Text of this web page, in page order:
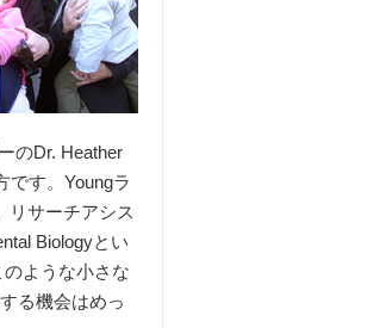
のDr. Heather
です。Youngラ
リサーチアシス
Biologyとい
ような小さな
る機会はめっ